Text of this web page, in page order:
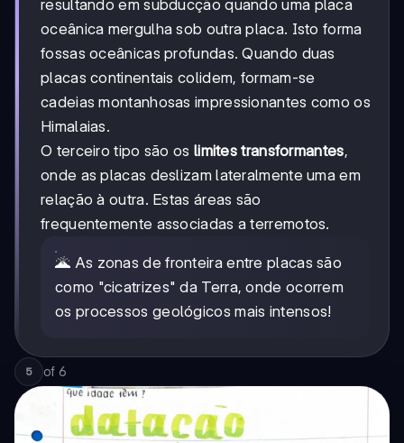
resultando em subducção quando uma placa
oceânica mergulha sob outra placa. Isto forma
fossas oceânicas profundas. Quando duas
placas continentais colidem, formam-se
cadeias montanhosas impressionantes como os
Himalaias.
O terceiro tipo são os limites transformantes,
onde as placas deslizam lateralmente uma em
relação à outra. Estas áreas são
frequentemente associadas a terremotos.
🌋 As zonas de fronteira entre placas são
como "cicatrizes" da Terra, onde ocorrem
os processos geológicos mais intensos!
5 of 6